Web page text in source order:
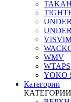
WMV
WTAPS
YOKO
Категории
КАТЕГОРИИ